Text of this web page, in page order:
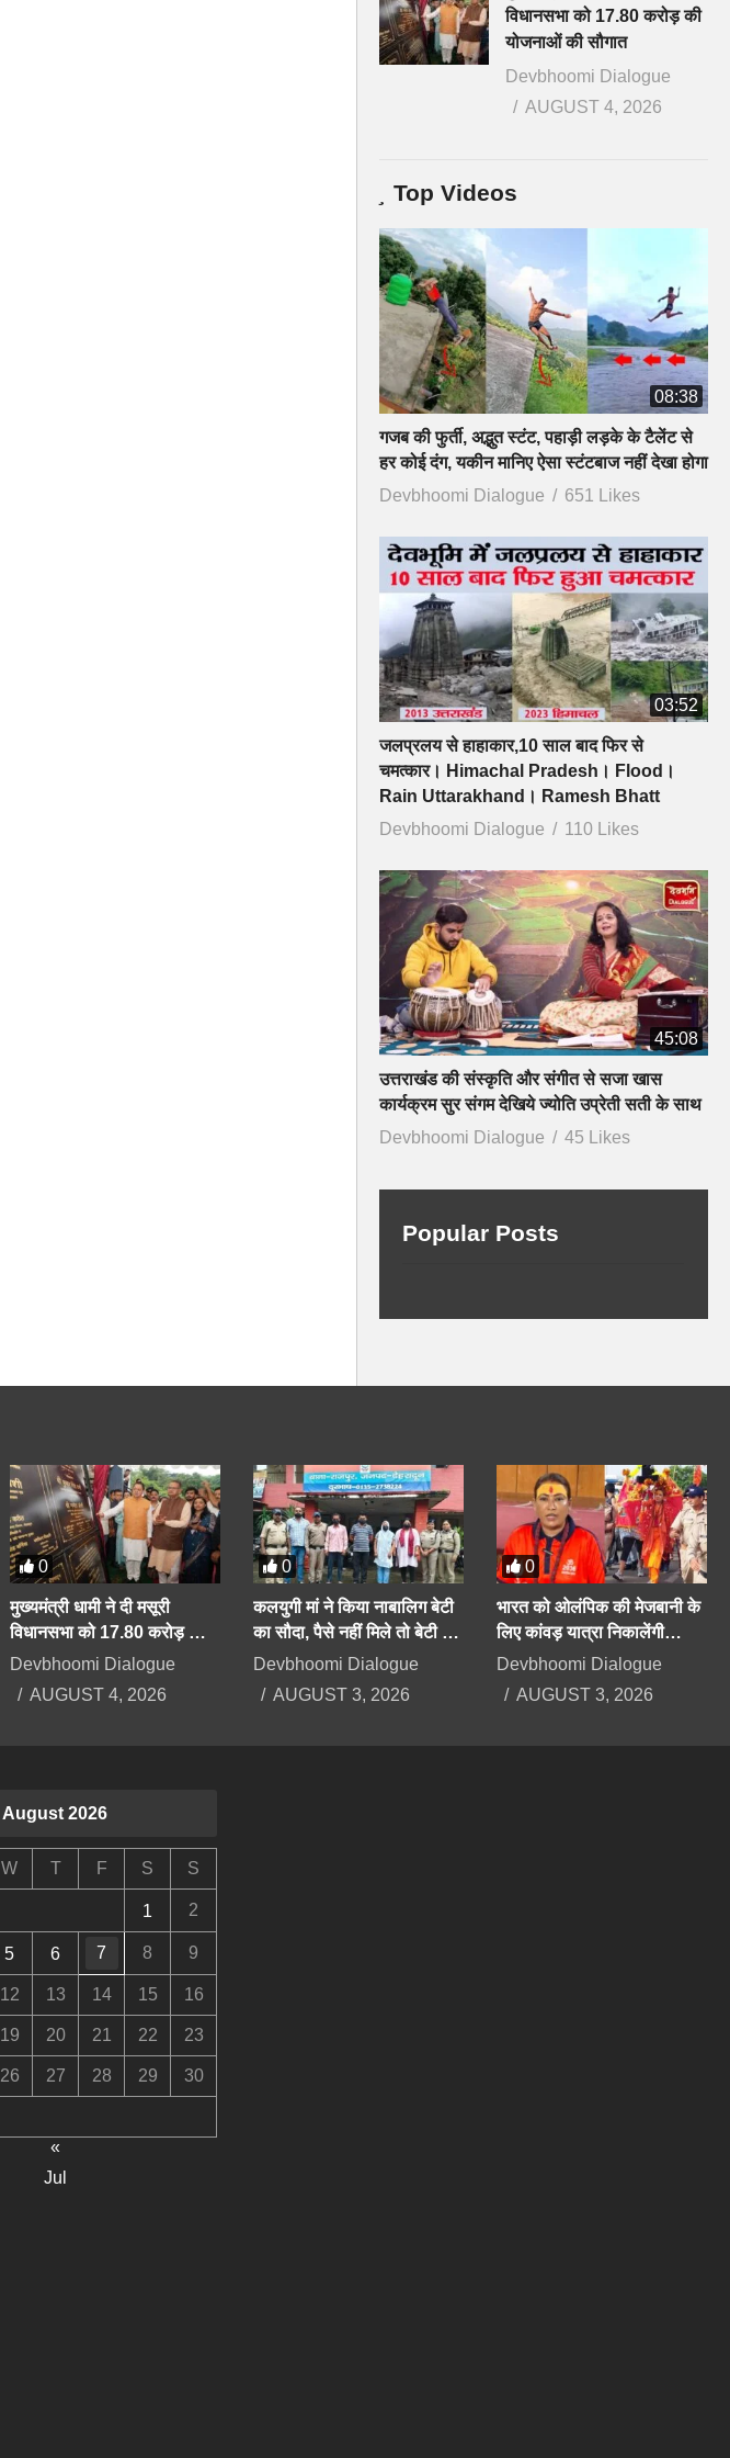
विधानसभा को 17.80 करोड़ की
योजनाओं की सौगात
Devbhoomi Dialogue
AUGUST 4, 2026
Top Videos
08:38
गजब की फुर्ती, अद्भुत स्टंट, पहाड़ी लड़के के टैलेंट से
हर कोई दंग, यकीन मानिए ऐसा स्टंटबाज नहीं देखा होगा
Devbhoomi Dialogue
651 Likes
03:52
जलप्रलय से हाहाकार,10 साल बाद फिर से
चमत्कार। Himachal Pradesh। Flood।
Rain Uttarakhand। Ramesh Bhatt
Devbhoomi Dialogue
110 Likes
45:08
उत्तराखंड की संस्कृति और संगीत से सजा खास
कार्यक्रम सुर संगम देखिये ज्योति उप्रेती सती के साथ
Devbhoomi Dialogue
45 Likes
Popular Posts
0
मुख्यमंत्री धामी ने दी मसूरी
विधानसभा को 17.80 करोड़ की
योजनाओं की सौगात
Devbhoomi Dialogue
AUGUST 4, 2026
0
कलयुगी मां ने किया नाबालिग बेटी
का सौदा, पैसे नहीं मिले तो बेटी के
अपहरण का झूठा मुकदमा दर्ज
Devbhoomi Dialogue
AUGUST 3, 2026
0
भारत को ओलंपिक की मेजबानी के
लिए कांवड़ यात्रा निकालेंगी
उत्तराखंड की मंत्री रेखा आर्या
Devbhoomi Dialogue
AUGUST 3, 2026
August 2026
W T F S S
1 2
5 6 7 8 9
12 13 14 15 16
19 20 21 22 23
26 27 28 29 30
«
Jul